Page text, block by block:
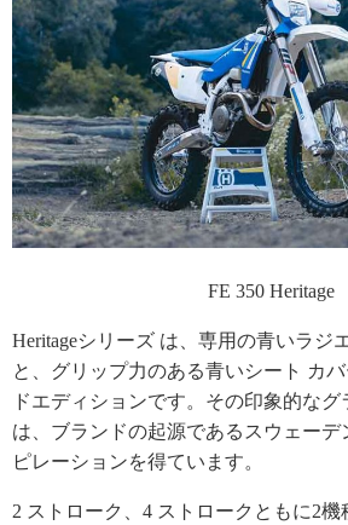
FE 350 Heritage
Heritageシリーズ は、専用の青いラジ
と、グリップ力のある青いシート カ
ドエディションです。その印象的な
は、ブランドの起源であるスウェーデ
ピレーションを得ています。
2 ストローク、4 ストロークともに2機